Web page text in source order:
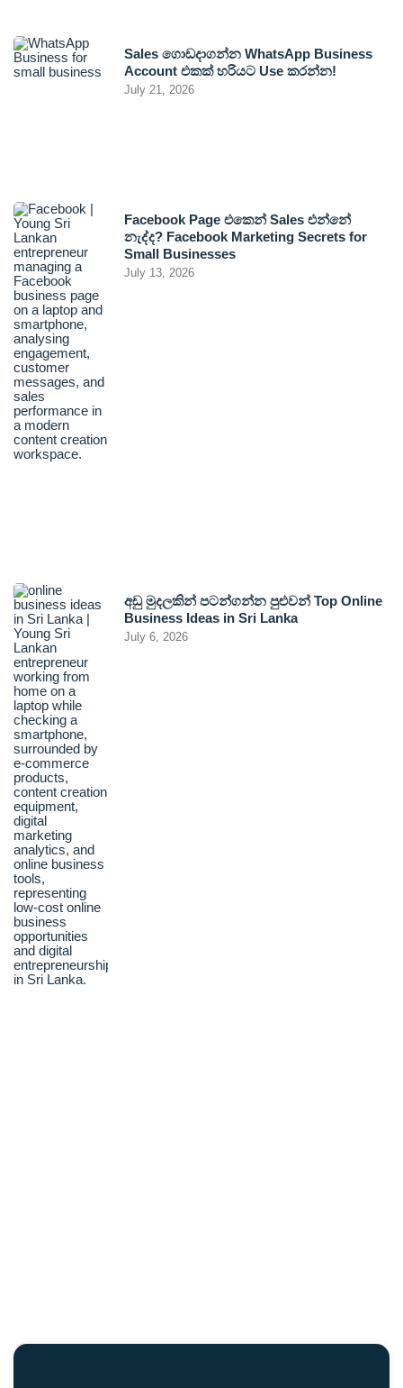
Sales ගොඩදාගන්න WhatsApp Business
Account එකක් හරියට Use කරන්න!
July 21, 2026
Facebook Page එකෙන් Sales එන්නේ
නැද්ද? Facebook Marketing Secrets for
Small Businesses
July 13, 2026
අඩු මුදලකින් පටන්ගන්න පුළුවන් Top Online
Business Ideas in Sri Lanka
July 6, 2026